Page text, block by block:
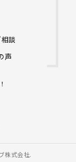
談
声
株式会社.